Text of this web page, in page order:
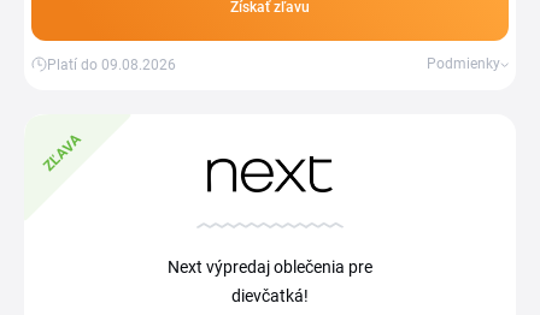
Získať zľavu
Platí do 09.08.2026 Podmienky
ZĽAVA
Next výpredaj oblečenia pre
dievčatká!